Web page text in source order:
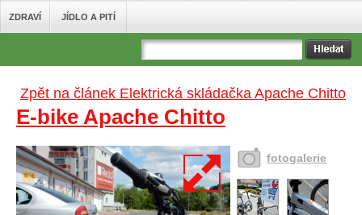
ZDRAVÍ JÍDLO A PITÍ
Zpět na článek Elektrická skládačka Apache Chitto
E-bike Apache Chitto
fotogalerie